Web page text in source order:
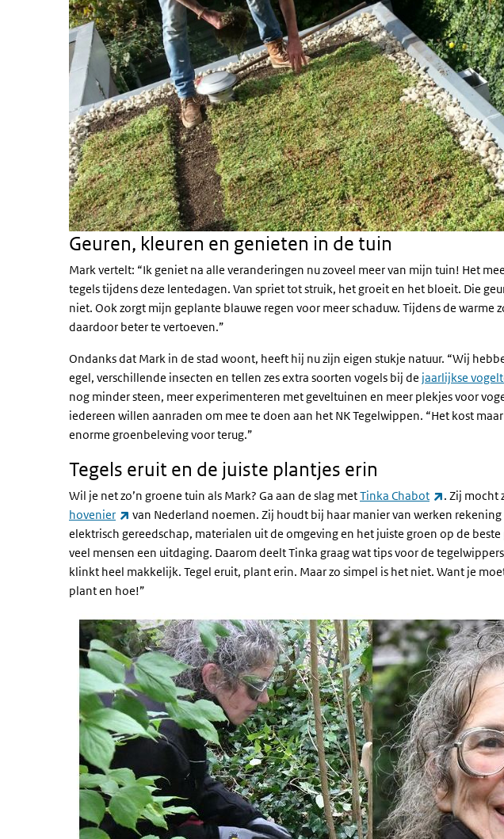
Geuren, kleuren en genieten in de tuin
Mark vertelt: “Ik geniet na alle veranderingen nu zoveel meer van mijn tuin! Het
tegels tijdens deze lentedagen. Van spriet tot struik, het groeit en het bloeit. Die
niet. Ook zorgt mijn geplante blauwe regen voor meer schaduw. Tijdens de warme
daardoor beter te vertoeven.”
Ondanks dat Mark in de stad woont, heeft hij nu zijn eigen stukje natuur. “Wij
egel, verschillende insecten en tellen zes extra soorten vogels bij de jaarlijkse
nog minder steen, meer experimenteren met geveltuinen en meer plekjes voor
iedereen willen aanraden om mee te doen aan het NK Tegelwippen. “Het kost
enorme groenbeleving voor terug.”
Tegels eruit en de juiste plantjes erin
Wil je net zo’n groene tuin als Mark? Ga aan de slag metTinka Chabot (externe
. Zij mocht
hovenier
(externe link)
van Nederland noemen. Zij houdt bij haar manier van werken
elektrisch gereedschap, materialen uit de omgeving en het juiste groen op de
veel mensen een uitdaging. Daarom deelt Tinka graag wat tips voor de
klinkt heel makkelijk. Tegel eruit, plant erin. Maar zo simpel is het niet. Want je
plant en hoe!”